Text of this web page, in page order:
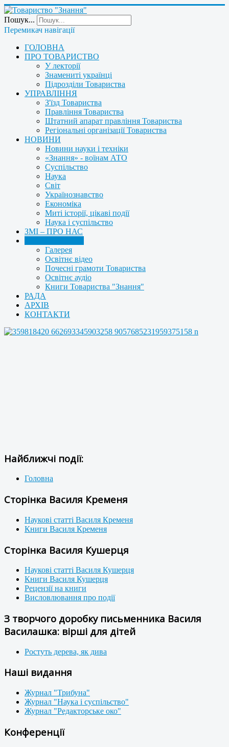
Пошук...
Перемикач навігації
ГОЛОВНА
ПРО ТОВАРИСТВО
У лекторії
Знамениті українці
Підрозділи Товариства
УПРАВЛІННЯ
З'їзд Товариства
Правління Товариства
Штатний апарат правління Товариства
Регіональні організації Товариства
НОВИНИ
Новини науки і техніки
«Знання» - воїнам АТО
Суспільство
Наука
Світ
Українознавство
Економіка
Миті історії, цікаві події
Наука і суспільство
ЗМІ – ПРО НАС
Галерея
Освітнє відео
Почесні грамоти Товариства
Освітнє аудіо
Книги Товариства "Знання"
РАДА
АРХІВ
КОНТАКТИ
Найближчі події:
Головна
Сторінка Василя Кременя
Наукові статті Василя Кременя
Книги Василя Кременя
Сторінка Василя Кушерця
Наукові статті Василя Кушерця
Книги Василя Кушерця
Рецензії на книги
Висловлювання про події
З творчого доробку письменника Василя
Василашка: вірші для дітей
Ростуть дерева, як дива
Наші видання
Журнал "Трибуна"
Журнал "Наука і суспільство"
Журнал "Редакторське око"
Конференції